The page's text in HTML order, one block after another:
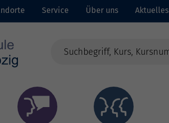
Service Über uns Aktuelles